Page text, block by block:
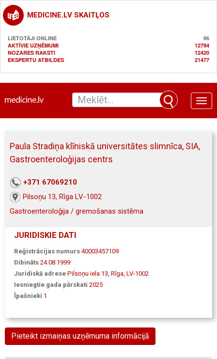
MEDICINE.LV SKAITĻOS
LIETOTĀJI ONLINE
96
AKTĪVIE UZŅĒMUMI
12794
NOZARES RAKSTI
12420
EKSPERTU ATBILDES
21477
Toggle
Paula Stradiņa klīniskā universitātes slimnīca, SIA,
Gastroenteroloģijas centrs
+371 67069210
Pilsoņu 13, Rīga LV-1002
Gastroenteroloģija / gremošanas sistēma
JURIDISKIE DATI
Reģistrācijas numurs 40003457109
Dibināts 24.08.1999
Juridiskā adrese Pilsoņu iela 13, Rīga, LV-1002
Iesniegtie gada pārskati 2025
Īpašnieki 1
Pieteikt izmaiņas uzņēmuma informācijā